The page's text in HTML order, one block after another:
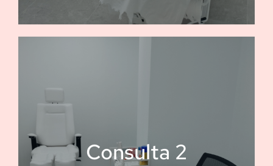
Consulta 2